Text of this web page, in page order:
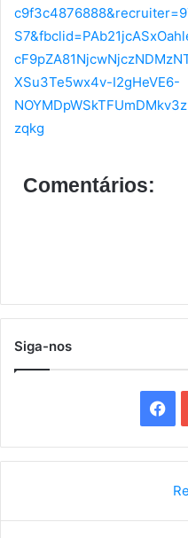
XSu3Te5wx4v-I2gHeVE6-
zqkg
Comentários:
Siga-nos
a